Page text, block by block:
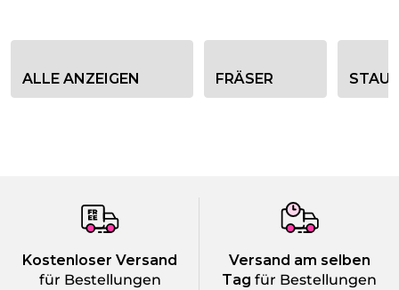
Kategorie-Filteroptionen
ALLE ANZEIGEN FRÄSER
Kostenloser Versand
für Bestellungen
Versand am selben
Tag für Bestellungen